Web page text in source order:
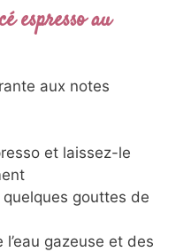
espresso au
aux notes
et laissez-le
gouttes de
gazeuse et des